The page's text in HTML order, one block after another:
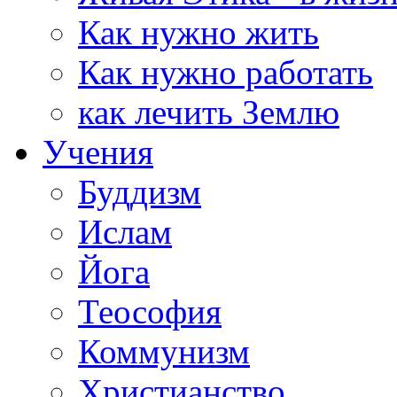
Как нужно жить
Как нужно работать
как лечить Землю
Учения
Буддизм
Ислам
Йога
Теософия
Коммунизм